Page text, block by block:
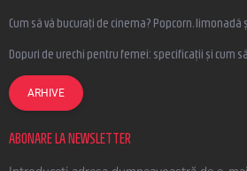
Cum să vă bucurați de cinema? Popcorn,
Dopuri de urechi pentru femei: specificații și cum
ARHIVE
ABONARE LA NEWSLETTER